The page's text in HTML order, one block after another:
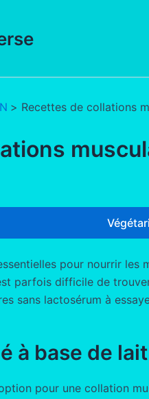
Recettes de collations
pour nourrir
parfois difficile de
sans lactosérum à
à base de lait
pour une collation